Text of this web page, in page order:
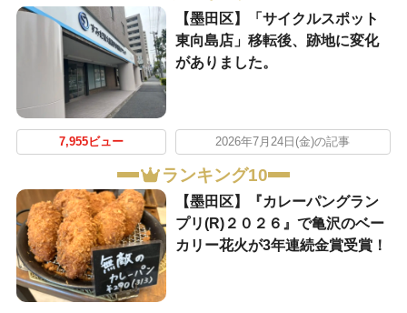
【墨田区】「サイクルスポット
東向島店」移転後、跡地に変化
がありました。
7,955ビュー 2026年7月24日(金)の記事
ランキング10
【墨田区】『カレーパングラン
プリ(R)２０２６』で亀沢のベー
カリー花火が3年連続金賞受賞！